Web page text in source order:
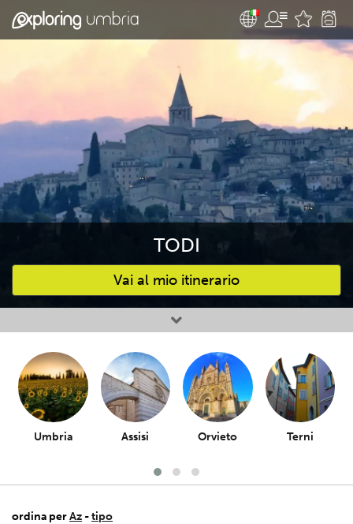
TODI
Vai al mio itinerario
Attività preferite
Umbria Assisi Orvieto Terni
ordina perAz -tipo